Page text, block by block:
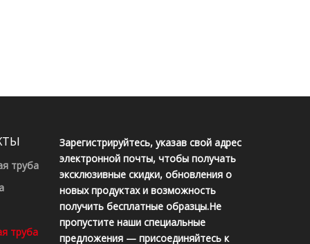
труба
труба
Зарегистрируйтесь, указав свой адрес
электронной почты, чтобы получать
эксклюзивные скидки, обновления о
новых продуктах и ​​возможность
получить бесплатные образцы.Не
пропустите наши специальные
предложения — присоединяйтесь к